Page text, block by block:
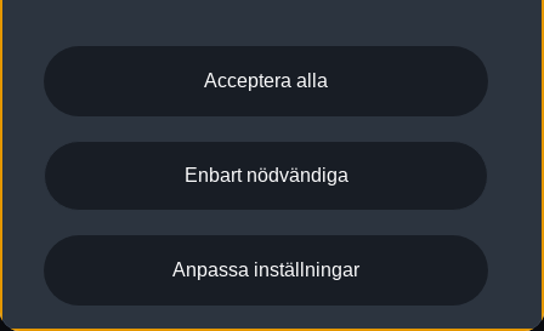
2G/3G nätet stängs ned - Hur påverkas min bil av detta?
Nyhetsbrev
Vårt hållbarhetsarbete
Lediga tjänster huvudkontor
Lediga tjänster hos Audi Återförsäljare
Kommentar till mediauppgifter om dataläcka
Anpassa inställningar för cookies
Visselblåsarkanaler
Acceptera alla
Enbart nödvändiga
Anpassa inställningar